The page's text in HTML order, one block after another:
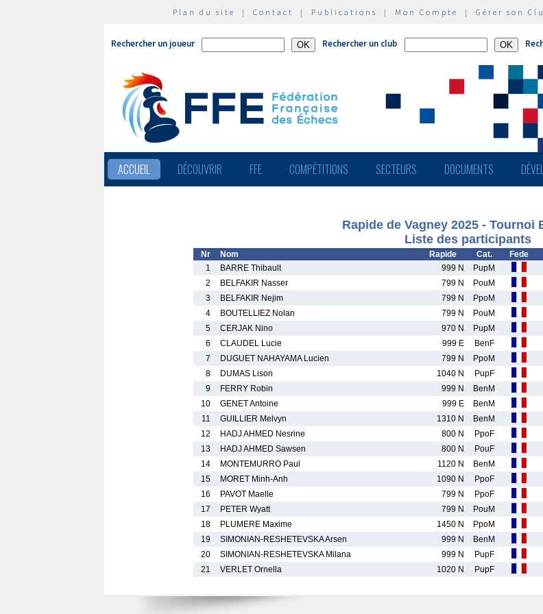
Plan du site | Contact | Publications | Mon Compte | Gérer son
Rechercher un joueur Rechercher un club
ACCUEIL DÉCOUVRIR FFE COMPÉTITIONS SECTEURS DOCUMENTS
Rapide de Vagney 2025 - Tournoi
Liste des participants
Nr Nom Rapide Cat. Fede
1
BARRE Thibault 999 N PupM
2
BELFAKIR Nasser 799 N PouM
3
BELFAKIR Nejim 799 N PpoM
4
BOUTELLIEZ Nolan 799 N PouM
5
CERJAK Nino 970 N PupM
6
CLAUDEL Lucie 999 E BenF
7
DUGUET NAHAYAMA Lucien 799 N PpoM
8
DUMAS Lison 1040 N PupF
9
FERRY Robin 999 N BenM
10
GENET Antoine 999 E BenM
11
GUILLIER Melvyn 1310 N BenM
12
HADJ AHMED Nesrine 800 N PpoF
13
HADJ AHMED Sawsen 800 N PouF
14
MONTEMURRO Paul 1120 N BenM
15
MORET Minh-Anh 1090 N PpoF
16
PAVOT Maelle 799 N PpoF
17
PETER Wyatt 799 N PouM
18
PLUMERE Maxime 1450 N PpoM
19
SIMONIAN-RESHETEVSKA Arsen 999 N BenM
20
SIMONIAN-RESHETEVSKA Milana 999 N PupF
21
VERLET Ornella 1020 N PupF